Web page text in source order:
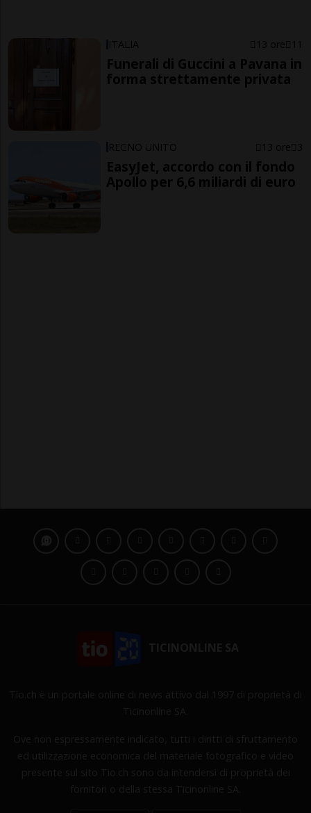
ITALIA 13 ore 11
Funerali di Guccini a Pavana in
forma strettamente privata
REGNO UNITO 13 ore 3
EasyJet, accordo con il fondo
Apollo per 6,6 miliardi di euro